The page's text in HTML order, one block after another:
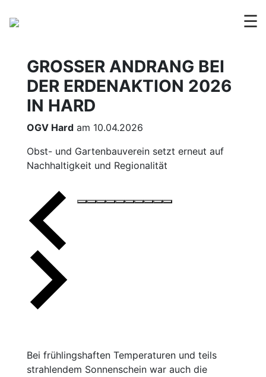
☰
GROSSER ANDRANG BEI D
ER ERDENAKTION 2026 I
N HARD
OGV Hard am 10.04.2026
Obst- und Gartenbauverein setzt erneut auf
Nachhaltigkeit und Regionalität
Bei frühlingshaften Temperaturen und teils
strahlendem Sonnenschein war auch die